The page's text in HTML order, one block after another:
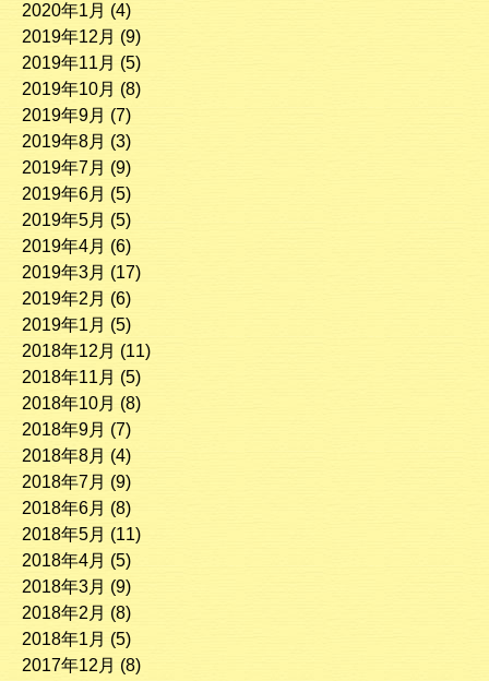
2020年1月 (4)
2019年12月 (9)
2019年11月 (5)
2019年10月 (8)
2019年9月 (7)
2019年8月 (3)
2019年7月 (9)
2019年6月 (5)
2019年5月 (5)
2019年4月 (6)
2019年3月 (17)
2019年2月 (6)
2019年1月 (5)
2018年12月 (11)
2018年11月 (5)
2018年10月 (8)
2018年9月 (7)
2018年8月 (4)
2018年7月 (9)
2018年6月 (8)
2018年5月 (11)
2018年4月 (5)
2018年3月 (9)
2018年2月 (8)
2018年1月 (5)
2017年12月 (8)